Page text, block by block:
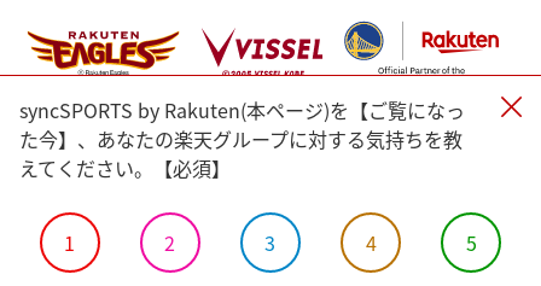
#
#渡辺皓太 #Sports for Everyone
#Green for Future
#内野航太郎
#宮崎友花 #志田千陽 #山口茜
#渡邉航貴
#奈良岡功大
#前田健太
#佐藤直樹
#⾓⼀哲児 #今野龍太 #郷家友太
#陳克羿
#宋家豪
#KAHO #加治屋蓮 #島原大河 #金子京介
©Rakuten Group, Inc.
syncSPORTS by Rakuten(本ページ)を【ご覧になっ
た今】、あなたの楽天グループに対する気持ちを教
えてください。【必須】
1 2 3 4 5